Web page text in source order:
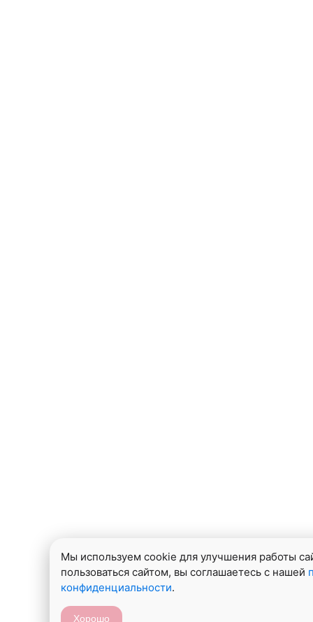
Мы используем cookie для улучшения работы
пользоваться сайтом, вы соглашаетесь с нашей
конфиденциальности.
Хорошо